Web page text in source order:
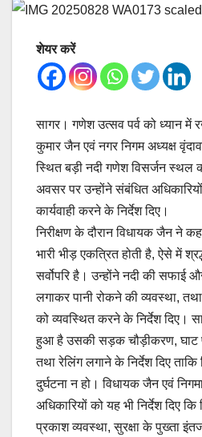
शेयर करें
सागर। गणेश उत्सव पर्व को ध्यान में
कुमार जैन एवं नगर निगम अध्यक्ष
स्थित बड़ी नदी गणेश विसर्जन स्थल
अवसर पर उन्होंने संबंधित
कार्यवाही करने के निर्देश दिए।
निरीक्षण के दौरान विधायक जैन ने
भारी भीड़ एकत्रित होती है, ऐसे में
सर्वोपरि है। उन्होंने नदी की सफाई
लगाकर पानी रोकने की व्यवस्था,
को व्यवस्थित करने के निर्देश दिए।
हुआ है उसकी सड़क चौड़ीकरण, घाट
तथा रेलिंग लगाने के निर्देश दिए ताकि
दुर्घटना न हो। विधायक जैन एवं
अधिकारियों को यह भी निर्देश दिए
प्रकाश व्यवस्था, सुरक्षा के पुख्ता